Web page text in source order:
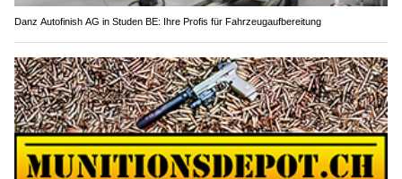
Danz Autofinish AG in Studen BE: Ihre Profis für Fahrzeugaufbereitung